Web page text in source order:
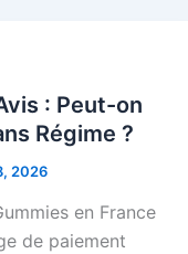
: Peut-on
Régime ?
2026
en France
de paiement